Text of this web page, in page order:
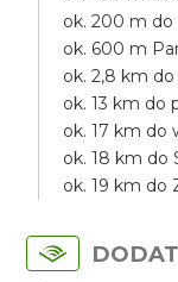
ok. 200 m
ok. 600 m
ok. 2,8 km
ok. 13 km do
ok. 17 km do
ok. 18 km do
ok. 19 km do